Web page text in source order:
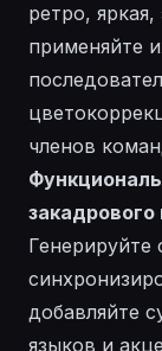
ретро,
применяйте
членов
закадрового
Генерируйте
добавляйте
языков и